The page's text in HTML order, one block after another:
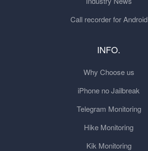
Call recorder for Android
INFO.
Why Choose us
iPhone no Jailbreak
Telegram Monitoring
Hike Monitoring
Kik Monitoring